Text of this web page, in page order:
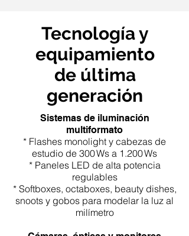
Tecnología y
equipamiento
de última
generación
Sistemas de iluminación
multiformato
* Flashes monolight y cabezas de
estudio de 300 Ws a 1.200 Ws
* Paneles LED de alta potencia
regulables
* Softboxes, octaboxes, beauty dishes,
snoots y gobos para modelar la luz al
milímetro